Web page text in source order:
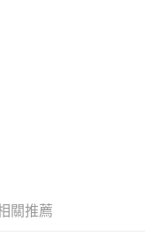
使用無須另外申請。
確認頁面所載為準。
通過，訂單將自動取
你分期系統評分，恕無
關推薦